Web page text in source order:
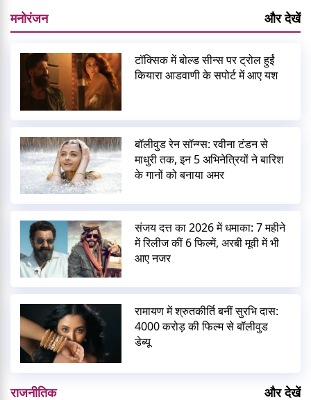
मनोरंजन और देखें
टॉक्सिक में बोल्ड सीन्स पर ट्रोल हुईं
कियारा आडवाणी के सपोर्ट में आए यश
बॉलीवुड रेन सॉन्ग्स: रवीना टंडन से
माधुरी तक, इन 5 अभिनेत्रियों ने बारिश
के गानों को बनाया अमर
संजय दत्त का 2026 में धमाका: 7 महीने
में रिलीज कीं 6 फिल्में, अरबी मूवी में भी
आए नजर
रामायण में श्रुतकीर्ति बनीं सुरभि दास:
4000 करोड़ की फिल्म से बॉलीवुड
डेब्यू
राजनीतिक और देखें